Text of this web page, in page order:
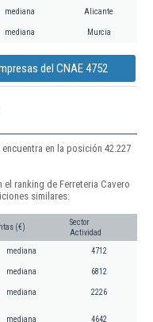
mediana Alicante
mediana Murcia
del CNAE 4752
en la posición 42.227
ranking de Ferreteria Cavero
similares:
(€)
Sector
Actividad
mediana 4712
mediana 6812
mediana 2226
mediana 4642